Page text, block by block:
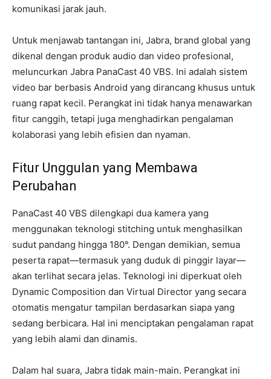
komunikasi jarak jauh.
Untuk menjawab tantangan ini, Jabra, brand global yang
dikenal dengan produk audio dan video profesional,
meluncurkan Jabra PanaCast 40 VBS. Ini adalah sistem
video bar berbasis Android yang dirancang khusus untuk
ruang rapat kecil. Perangkat ini tidak hanya menawarkan
fitur canggih, tetapi juga menghadirkan pengalaman
kolaborasi yang lebih efisien dan nyaman.
Fitur Unggulan yang Membawa
Perubahan
PanaCast 40 VBS dilengkapi dua kamera yang
menggunakan teknologi stitching untuk menghasilkan
sudut pandang hingga 180°. Dengan demikian, semua
peserta rapat—termasuk yang duduk di pinggir layar—
akan terlihat secara jelas. Teknologi ini diperkuat oleh
Dynamic Composition dan Virtual Director yang secara
otomatis mengatur tampilan berdasarkan siapa yang
sedang berbicara. Hal ini menciptakan pengalaman rapat
yang lebih alami dan dinamis.
Dalam hal suara, Jabra tidak main-main. Perangkat ini